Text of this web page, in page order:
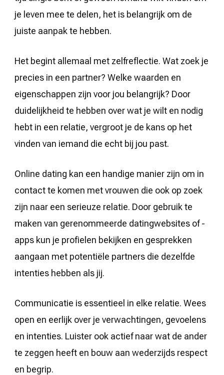
je leven mee te delen, het is belangrijk om de
juiste aanpak te hebben.
Het begint allemaal met zelfreflectie. Wat zoek je
precies in een partner? Welke waarden en
eigenschappen zijn voor jou belangrijk? Door
duidelijkheid te hebben over wat je wilt en nodig
hebt in een relatie, vergroot je de kans op het
vinden van iemand die echt bij jou past.
Online dating kan een handige manier zijn om in
contact te komen met vrouwen die ook op zoek
zijn naar een serieuze relatie. Door gebruik te
maken van gerenommeerde datingwebsites of -
apps kun je profielen bekijken en gesprekken
aangaan met potentiële partners die dezelfde
intenties hebben als jij.
Communicatie is essentieel in elke relatie. Wees
open en eerlijk over je verwachtingen, gevoelens
en intenties. Luister ook actief naar wat de ander
te zeggen heeft en bouw aan wederzijds respect
en begrip.